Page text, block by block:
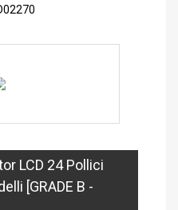
LCD 24 Pollici
[GRADE B -